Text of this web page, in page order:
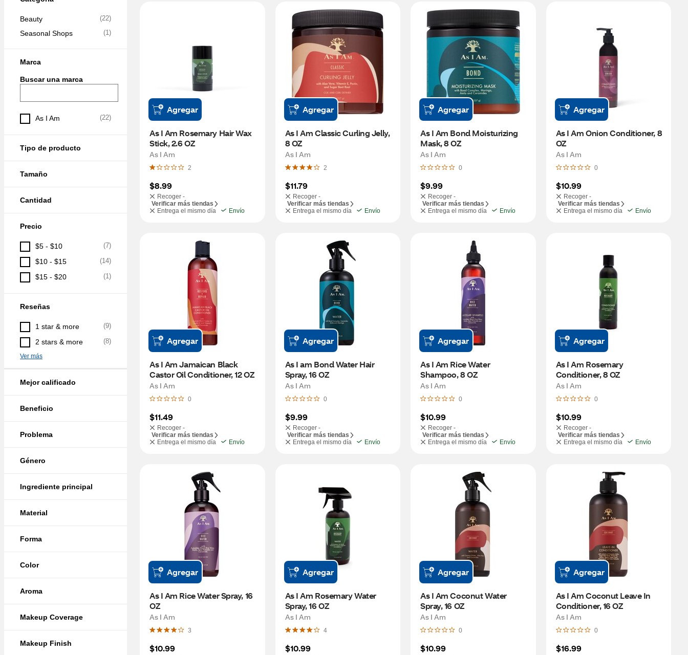
Beauty (22)
Seasonal Shops (1)
Marca
Buscar una marca
As I Am (22)
Tipo de producto
Tamaño
Cantidad
Precio
$5 - $10 (7)
$10 - $15 (14)
$15 - $20 (1)
Reseñas
1 star & more (9)
2 stars & more (8)
Ver más
Mejor calificado
Beneficio
Problema
Género
Ingrediente principal
Material
Forma
Color
Aroma
Makeup Coverage
Makeup Finish
Agregar
As I Am Rosemary Hair Wax
Stick, 2.6 OZ
As I Am
2
$8.99
Recoger -
Verificar más tiendas
Entrega el mismo día
Envío
Agregar
As I Am Classic Curling Jelly,
8 OZ
As I Am
2
$11.79
Recoger -
Verificar más tiendas
Entrega el mismo día
Envío
Agregar
As I Am Bond Moisturizing
Mask, 8 OZ
As I Am
0
$9.99
Recoger -
Verificar más tiendas
Entrega el mismo día
Envío
Agregar
As I Am Onion Conditioner, 8
OZ
As I Am
0
$10.99
Recoger -
Verificar más tiendas
Entrega el mismo día
Envío
Agregar
As I Am Jamaican Black
Castor Oil Conditioner, 12 OZ
As I Am
0
$11.49
Recoger -
Verificar más tiendas
Entrega el mismo día
Envío
Agregar
As I am Bond Water Hair
Spray, 16 OZ
As I Am
0
$9.99
Recoger -
Verificar más tiendas
Entrega el mismo día
Envío
Agregar
As I Am Rice Water
Shampoo, 8 OZ
As I Am
0
$10.99
Recoger -
Verificar más tiendas
Entrega el mismo día
Envío
Agregar
As I Am Rosemary
Conditioner, 8 OZ
As I Am
0
$10.99
Recoger -
Verificar más tiendas
Entrega el mismo día
Envío
Agregar
As I Am Rice Water Spray, 16
OZ
As I Am
3
$10.99
Agregar
As I Am Rosemary Water
Spray, 16 OZ
As I Am
4
$10.99
Agregar
As I Am Coconut Water
Spray, 16 OZ
As I Am
0
$10.99
Agregar
As I Am Coconut Leave In
Conditioner, 16 OZ
As I Am
0
$16.99